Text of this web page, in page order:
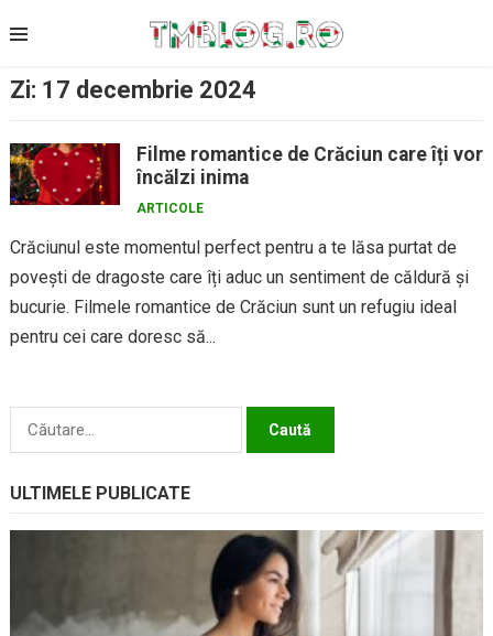
to
Zi: 17 decembrie 2024
Filme romantice de Crăciun care îți vor
încălzi inima
ARTICOLE
Crăciunul este momentul perfect pentru a te lăsa purtat de
povești de dragoste care îți aduc un sentiment de căldură și
bucurie. Filmele romantice de Crăciun sunt un refugiu ideal
pentru cei care doresc să...
Caută
ULTIMELE PUBLICATE